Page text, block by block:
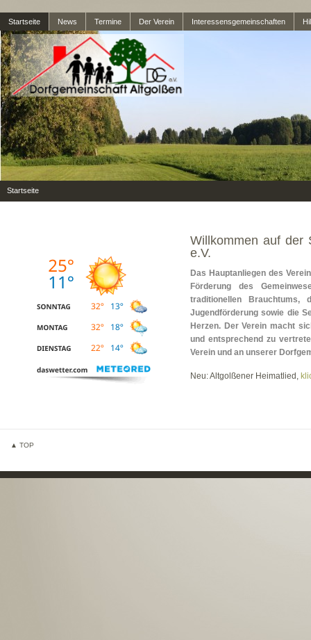
Startseite News Termine Der Verein Interessensgemeinschaften
Startseite
Willkommen auf der
e.V.
Das Hauptanliegen des
Förderung des
traditionellen Brauchtums,
Jugendförderung sowie die
Herzen. Der Verein macht
und entsprechend zu
Verein und an unserer
Neu: Altgolßener Heimatlied,
▲ TOP